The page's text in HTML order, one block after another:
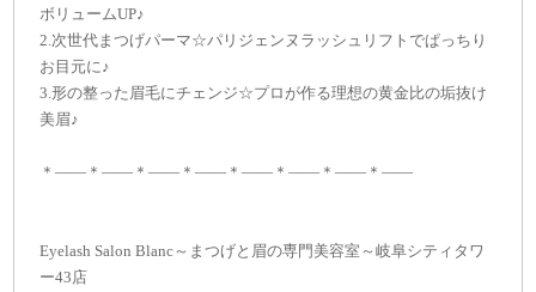
ボリュームUP♪
2.次世代まつげパーマ☆パリジェンヌラッシュリフトでぱっちり
お目元に♪
3.形の整った眉毛にチェンジ☆プロが作る理想の黄金比の垢抜け
美眉♪
＊——＊——＊——＊——＊——＊——＊——＊——
Eyelash Salon Blanc～まつげと眉の専門美容室～岐阜シティタワ
ー43店